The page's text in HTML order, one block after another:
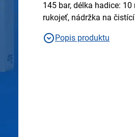
145 bar, délka hadice:
rukojeť, nádržka na
Popis produktu